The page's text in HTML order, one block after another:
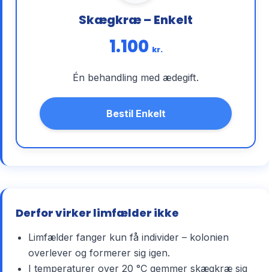
Skægkræ – Enkelt
1.100 kr.
Én behandling med ædegift.
Bestil Enkelt
Derfor virker limfælder ikke
Limfælder fanger kun få individer – kolonien
overlever og formerer sig igen.
I temperaturer over 20 °C gemmer skægkræ sig